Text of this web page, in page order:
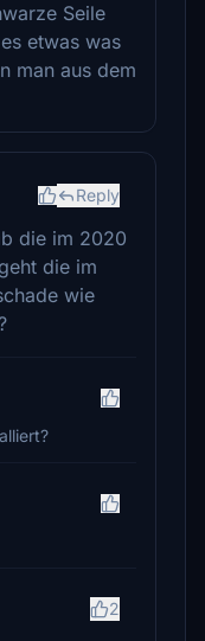
Seile
etwas was
man aus dem
Reply
die im 2020
die im
wie
2